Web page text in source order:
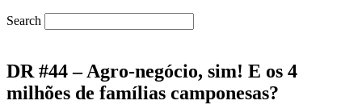
Search
DR #44 – Agro-negócio, sim! E os 4
milhões de famílias camponesas?